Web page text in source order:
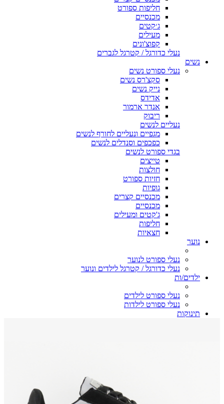
חליפות ספורט
מכנסיים
ג׳קטים
מעילים
קפוצ'ונים
נעלי כדורגל / קטרגל לגברים
נשים
נעלי ספורט נשים
סקצ'רס נשים
נייק נשים
אדידס
אנדר ארמור
ריבוק
נעליים לנשים
מגפיים ונעליים לחורף לנשים
כפכפים וסנדלים לנשים
בגדי ספורט לנשים
טייצים
חולצות
חזיות ספורט
גופיות
מכנסיים קצרים
מכנסיים
ג'קטים ומעילים
חליפות
חצאיות
נוער
נעלי ספורט לנוער
נעלי כדורגל / קטרגל לילדים ונוער
ילדים/ות
נעלי ספורט לילדים
נעלי ספורט לילדות
תינוקות